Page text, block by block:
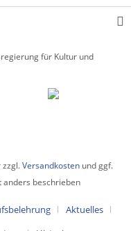
für Kultur und
zzgl.Versandkosten und ggf.
anders beschrieben
Aktuelles